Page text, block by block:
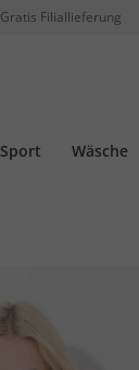
Gratis Filiallieferung
Sport Wäsche